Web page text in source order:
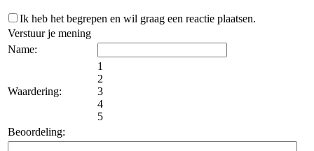
Ik heb het begrepen en wil graag een reactie plaatsen.
Verstuur je mening
Name:
Waardering:
1
2
3
4
5
Beoordeling: